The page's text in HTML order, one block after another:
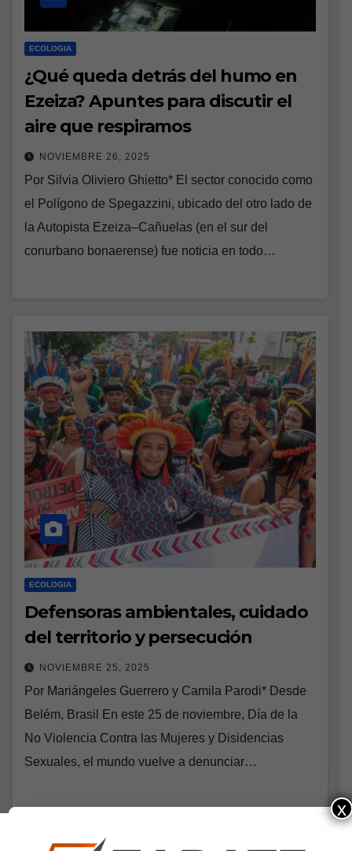
ECOLOGIA
¿Qué queda detrás del humo en
Ezeiza? Apuntes para discutir el
aire que respiramos
NOVIEMBRE 26, 2025
Por Silvia Oliviero Ghietto* El sector conocido como
el Polígono de Spegazzini, ubicado del otro lado de
la Autopista Ezeiza–Cañuelas (en el sur del
conurbano bonaerense) fue noticia en todo…
ECOLOGIA
Defensoras ambientales, cuidado
del territorio y persecución
NOVIEMBRE 25, 2025
Por Mariángeles Guerrero y Camila Parodi* Desde
Belém, Brasil En este 25 de noviembre, Día de la
No Violencia Contra las Mujeres y Disidencias
Sexuales, el mundo vuelve a denunciar…
x